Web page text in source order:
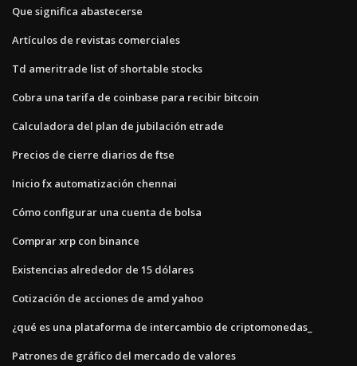
Que significa abastecerse
Artículos de revistas comerciales
Td ameritrade list of shortable stocks
Cobra una tarifa de coinbase para recibir bitcoin
Calculadora del plan de jubilación etrade
Precios de cierre diarios de ftse
Inicio fx automatización chennai
Cómo configurar una cuenta de bolsa
Comprar xrp con binance
Existencias alrededor de 15 dólares
Cotización de acciones de amd yahoo
¿qué es una plataforma de intercambio de criptomonedas_
Patrones de gráfico del mercado de valores